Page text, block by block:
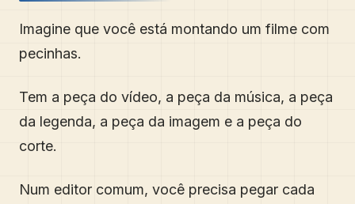
Imagine que você está montando um filme com
pecinhas.
Tem a peça do vídeo, a peça da música, a peça
da legenda, a peça da imagem e a peça do
corte.
Num editor comum, você precisa pegar cada